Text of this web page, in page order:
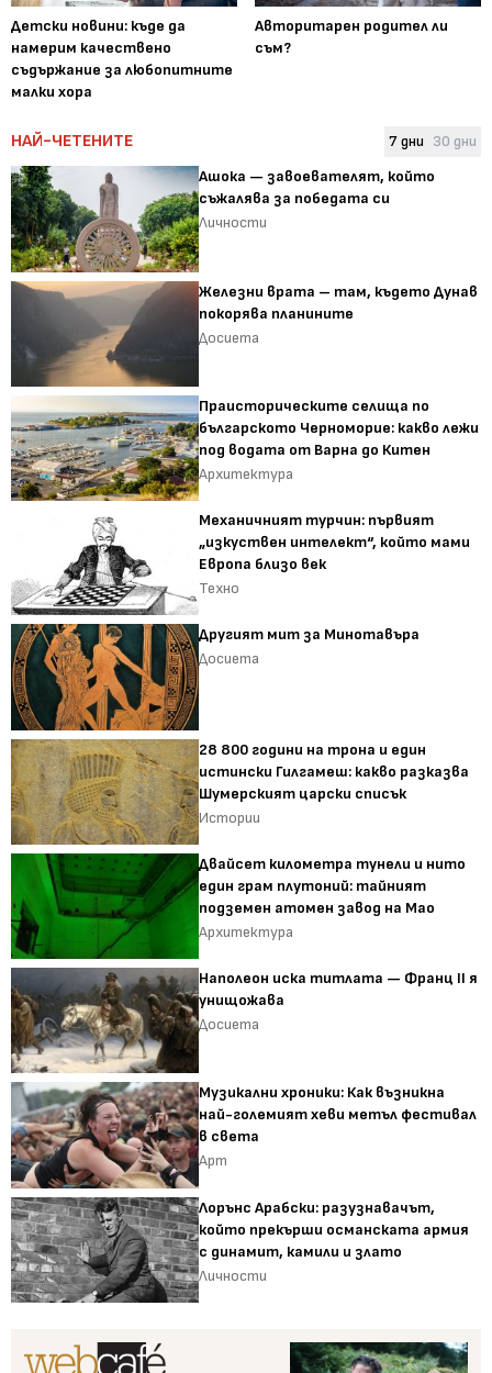
Детски новини: къде да
намерим качествено
съдържание за любопитните
малки хора
Авторитарен родител ли
съм?
НАЙ-ЧЕТЕНИТЕ 7 дни 30 дни
Ашока — завоевателят, който
съжалява за победата си
Личности
Железни врата – там, където Дунав
покорява планините
Досиета
Праисторическите селища по
българското Черноморие: какво лежи
под водата от Варна до Китен
Архитектура
Механичният турчин: първият
„изкуствен интелект“, който мами
Европа близо век
Техно
Другият мит за Минотавъра
Досиета
28 800 години на трона и един
истински Гилгамеш: какво разказва
Шумерският царски списък
Истории
Двайсет километра тунели и нито
един грам плутоний: тайният
подземен атомен завод на Мао
Архитектура
Наполеон иска титлата — Франц II я
унищожава
Досиета
Музикални хроники: Как възникна
най-големият хеви метъл фестивал
в света
Арт
Лорънс Арабски: разузнавачът,
който прекърши османската армия
с динамит, камили и злато
Личности